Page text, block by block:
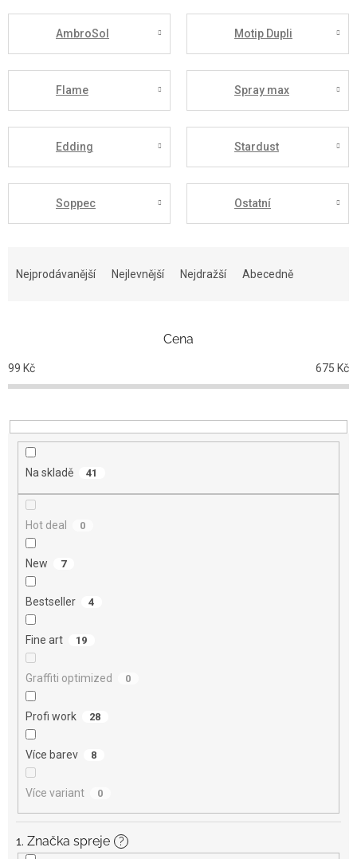
AmbroSol Motip Dupli
Flame Spray max
Edding Stardust
Soppec Ostatní
p
r
o
u
Nejprodávanější Nejlevnější Nejdražší Abecedně
Cena
99 Kč 675 Kč
Na skladě 41
Hot deal 0
New 7
Bestseller 4
Fine art 19
Graffiti optimized 0
Profi work 28
Více barev 8
Více variant 0
1. Značka spreje ?